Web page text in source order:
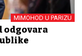
MIMOHOD U PARIZU
odgovara